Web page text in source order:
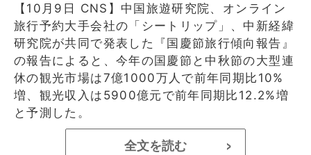
【10月9日 CNS】中国旅遊研究院、オンライン
旅行予約大手会社の「シートリップ」、中新経緯
研究院が共同で発表した『国慶節旅行傾向報告』
の報告によると、今年の国慶節と中秋節の大型連
休の観光市場は7億1000万人で前年同期比10%
増、観光収入は5900億元で前年同期比12.2%増
と予測した。
全文を読む >